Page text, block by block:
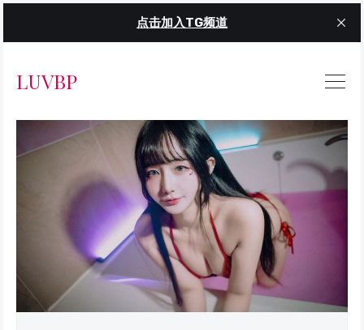
点击加入TG频道
LUVBP